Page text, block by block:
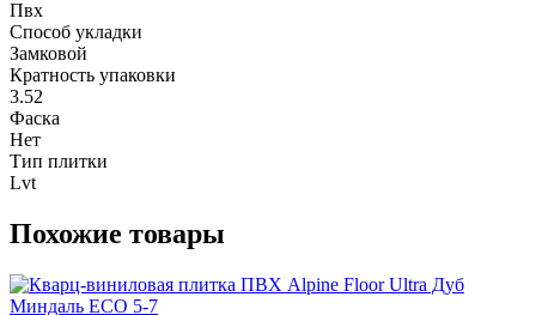
Пвх
Способ укладки
Замковой
Кратность упаковки
3.52
Фаска
Нет
Тип плитки
Lvt
Похожие товары